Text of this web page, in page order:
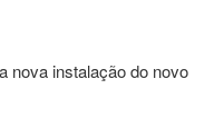
nova instalação do novo